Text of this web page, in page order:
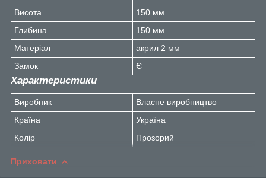
Висота
150 мм
Глибина
150 мм
Матеріал
акрил 2 мм
Замок
Є
Характеристики
Виробник
Власне виробництво
Країна
Україна
Колір
Прозорий
Приховати